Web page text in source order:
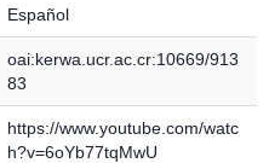
Español
oai:kerwa.ucr.ac.cr:10669/913
83
https://www.youtube.com/watc
h?v=6oYb77tqMwU